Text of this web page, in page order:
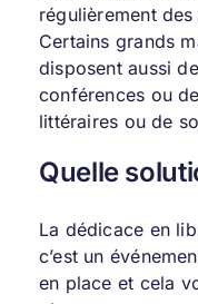
régulièrement
Certains grands
disposent aussi
conférences ou
littéraires ou de
Quelle
La dédicace en
c’est un
en place et cela